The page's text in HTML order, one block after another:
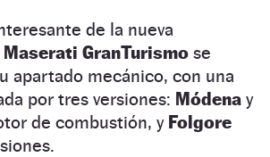
de la nueva
Maserati GranTurismo se
apartado mecánico, con una
por tres versiones: Módena y
de combustión, y Folgore